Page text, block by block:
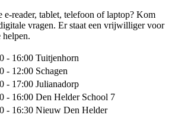
e-reader, tablet, telefoon of laptop? Kom
vragen. Er staat een vrijwilliger voor
- 16:00 Tuitjenhorn
- 12:00 Schagen
- 17:00 Julianadorp
- 16:00 Den Helder School 7
- 16:30 Nieuw Den Helder